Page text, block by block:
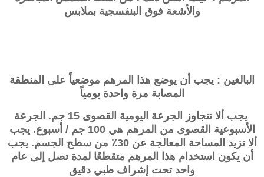
والأشعة فوق البنفسجية بملابس
البالغين : يجب أن يوضع هذا المرهم موضعياً على المنطقة
المصابة مرة واحدة يومياً
يجب ألا تتجاوز الجرعة اليومية القصوى 15 جم. الجرعة
الأسبوعية القصوى من المرهم هي 100 جم / أسبوع. يجب
ألا تزيد المساحة المعالجة عن 30٪ من سطح الجسم. يجب
أن يكون استخدام هذا المرهم متقطعًا لمدة تصل إلى عام
واحد تحت إشراف طبي دقيق